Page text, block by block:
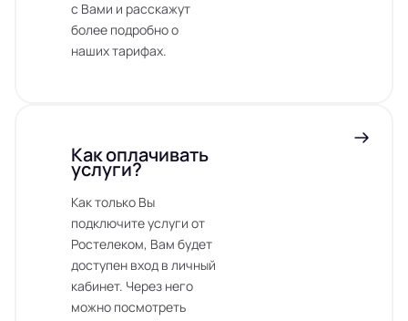
с Вами и расскажут
более подробно о
наших тарифах.
Как оплачивать
услуги?
Как только Вы
подключите услуги от
Ростелеком, Вам будет
доступен вход в личный
кабинет. Через него
можно посмотреть